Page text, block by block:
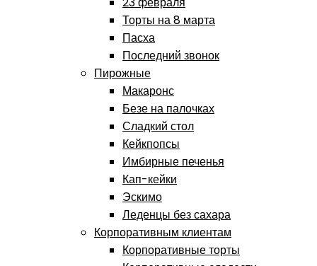
Торты на 8 марта
Пасха
Последний звонок
Пирожные
Макаронс
Безе на палочках
Сладкий стол
Кейкпопсы
Имбирные печенья
Кап-кейки
Эскимо
Леденцы без сахара
Корпоративным клиентам
Корпоративные торты